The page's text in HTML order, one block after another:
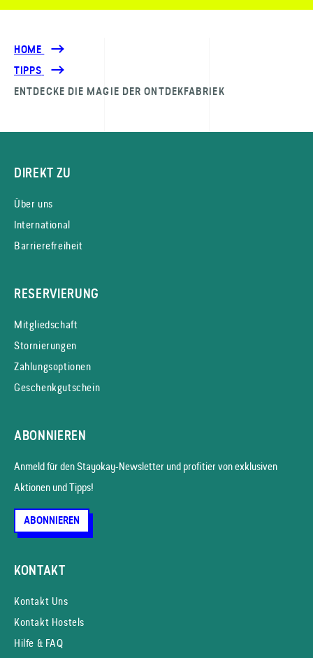
HOME
TIPPS
ENTDECKE DIE MAGIE DER ONTDEK­FABRIEK
DIREKT ZU
Über uns
International
Barrierefreiheit
RESERVIERUNG
Mitgliedschaft
Stornierungen
Zahlungsoptionen
Geschenkgutschein
ABONNIEREN
Anmeld für den Stayokay-News­letter und profitier von exklusiven
Aktionen und Tipps!
ABONNIEREN
KONTAKT
Kontakt Uns
Kontakt Hostels
Hilfe & FAQ